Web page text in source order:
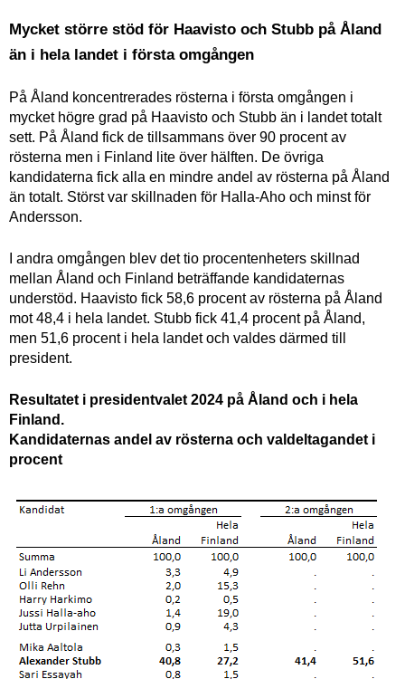
Mycket större stöd för Haavisto och Stubb på Åland
än i hela landet i första omgången
På Åland koncentrerades rösterna i första omgången i
mycket högre grad på Haavisto och Stubb än i landet totalt
sett. På Åland fick de tillsammans över 90 procent av
rösterna men i Finland lite över hälften. De övriga
kandidaterna fick alla en mindre andel av rösterna på Åland
än totalt. Störst var skillnaden för Halla-Aho och minst för
Andersson.
I andra omgången blev det tio procentenheters skillnad
mellan Åland och Finland beträffande kandidaternas
understöd. Haavisto fick 58,6 procent av rösterna på Åland
mot 48,4 i hela landet. Stubb fick 41,4 procent på Åland,
men 51,6 procent i hela landet och valdes därmed till
president.
Resultatet i presidentvalet 2024 på Åland och i hela
Finland.
Kandidaternas andel av rösterna och valdeltagandet i
procent